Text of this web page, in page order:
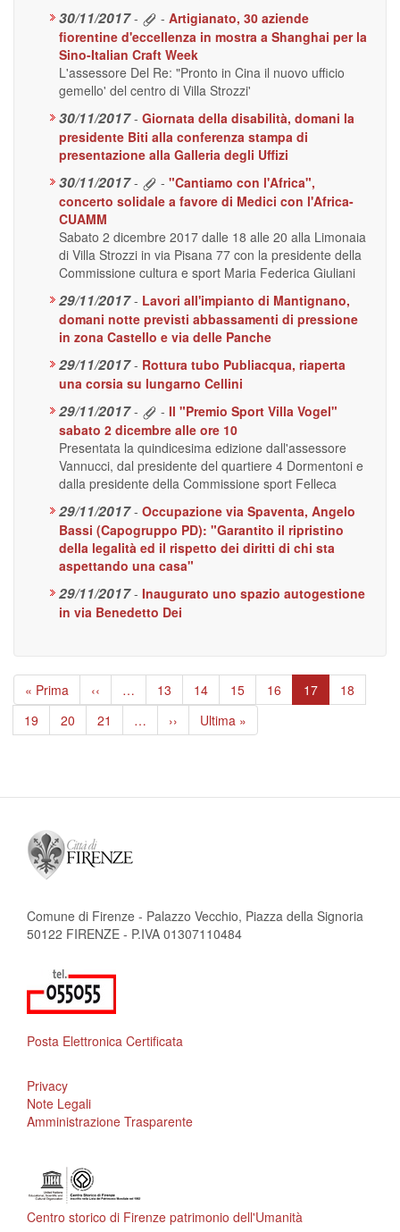
30/11/2017 - - Artigianato, 30 aziende
fiorentine d'eccellenza in mostra a Shanghai per la
Sino-Italian Craft Week
L'assessore Del Re: "Pronto in Cina il nuovo ufficio
gemello' del centro di Villa Strozzi'
30/11/2017 - Giornata della disabilità, domani la
presidente Biti alla conferenza stampa di
presentazione alla Galleria degli Uffizi
30/11/2017 - - "Cantiamo con l'Africa",
concerto solidale a favore di Medici con l'Africa-
CUAMM
Sabato 2 dicembre 2017 dalle 18 alle 20 alla Limonaia
di Villa Strozzi in via Pisana 77 con la presidente della
Commissione cultura e sport Maria Federica Giuliani
29/11/2017 - Lavori all'impianto di Mantignano,
domani notte previsti abbassamenti di pressione
in zona Castello e via delle Panche
29/11/2017 - Rottura tubo Publiacqua, riaperta
una corsia su lungarno Cellini
29/11/2017 - - Il "Premio Sport Villa Vogel"
sabato 2 dicembre alle ore 10
Presentata la quindicesima edizione dall'assessore
Vannucci, dal presidente del quartiere 4 Dormentoni e
dalla presidente della Commissione sport Felleca
29/11/2017 - Occupazione via Spaventa, Angelo
Bassi (Capogruppo PD): "Garantito il ripristino
della legalità ed il rispetto dei diritti di chi sta
aspettando una casa"
29/11/2017 - Inaugurato uno spazio autogestione
in via Benedetto Dei
Paginazione
Prima
pagina
« Prima
Pagina
precedente
‹‹ … Page
13 Page
14 Page
15 Page
16
Pagina
attuale
17 Page
18
Page
19 Page
20 Page
21 …
Pagina
successiva
››
Ultima
pagina
Ultima »
Comune di Firenze - Palazzo Vecchio, Piazza della Signoria
50122 FIRENZE - P.IVA 01307110484
Posta Elettronica Certificata
Privacy
Note Legali
Amministrazione Trasparente
Centro storico di Firenze patrimonio dell'Umanità